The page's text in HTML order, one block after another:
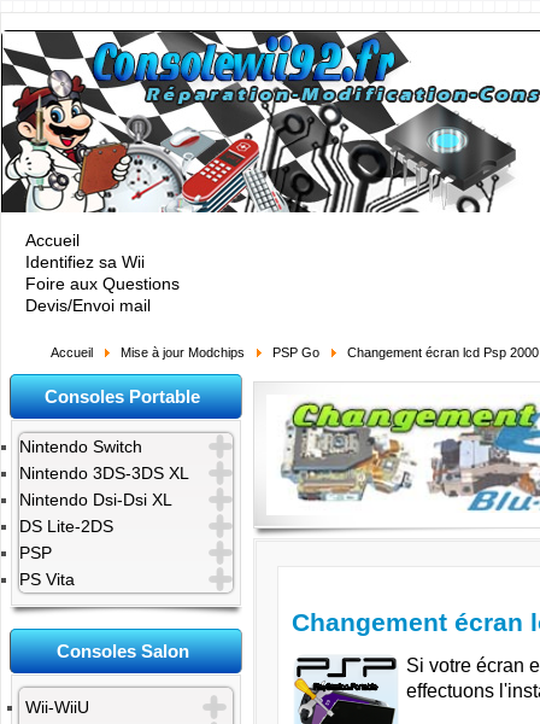
Accueil
Identifiez sa Wii
Foire aux Questions
Devis/Envoi mail
Accueil Mise à jour Modchips PSP Go Changement écran lcd Psp 2000
Consoles Portable
Nintendo Switch
Nintendo 3DS-3DS XL
Nintendo Dsi-Dsi XL
DS Lite-2DS
PSP
PS Vita
Consoles Salon
Wii-WiiU
Changement écran
Si votre écran
effectuons